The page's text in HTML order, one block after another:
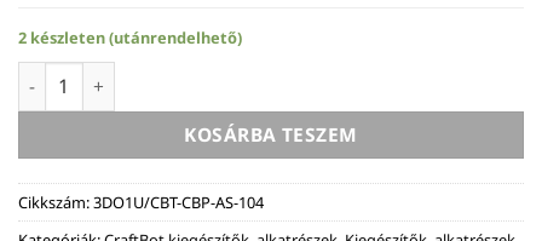
2 készleten (utánrendelhető)
CraftBot Plus Pro 100% fém nyomtatófej (all metal
KOSÁRBA TESZEM
Cikkszám:3DO1U/CBT-CBP-AS-104